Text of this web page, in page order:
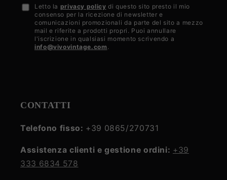
Accetto
privacy
policy
Letto la privacy policy di questo sito presto il mio
consenso per la ricezione di newsletter e
comunicazioni promozionali da parte del sito a mezzo
mail e riferite a prodotti propri. Puoi annullare
l'iscrizione in qualsiasi momento scrivendo a
info@vivovintage.com .
CONTATTI
Telefono fisso: +39 0865/270731
Assistenza clienti e gestione ordini: +39
333 6834 578